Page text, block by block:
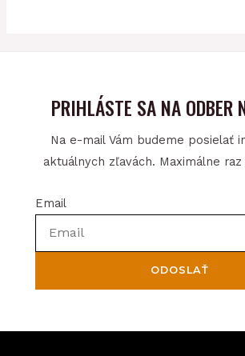
PRIHLÁSTE SA NA ODBER
Na e-mail Vám budeme posielať
aktuálnych zľavách. Maximálne
Email
ODOSLAŤ